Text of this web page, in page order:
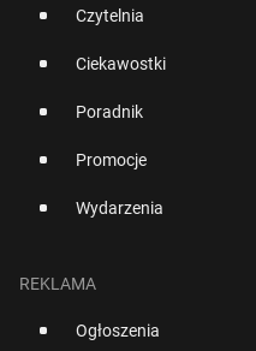
Czytelnia
Ciekawostki
Poradnik
Promocje
Wydarzenia
REKLAMA
Ogłoszenia